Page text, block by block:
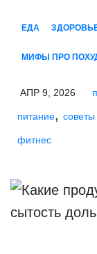
ЕДА
МИФЫ ПРО
АПР 9, 2026
питание,
фитнес